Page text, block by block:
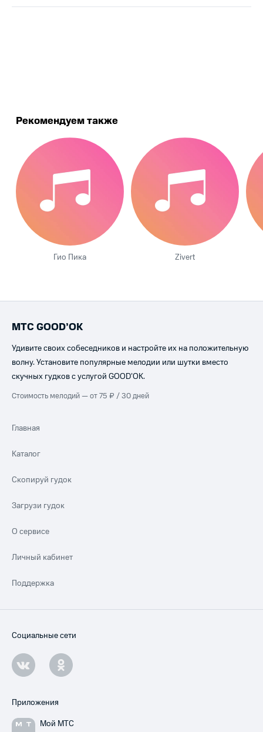
Рекомендуем также
Гио Пика Zivert
МТС GOOD’OK
Удивите своих собеседников и настройте их на положительную
волну. Установите популярные мелодии или шутки вместо
скучных гудков с услугой GOOD’OK.
Стоимость мелодий — от 75 ₽ / 30 дней
Главная
Каталог
Скопируй гудок
Загрузи гудок
О сервисе
Личный кабинет
Поддержка
Социальные сети
Приложения
Мой МТС